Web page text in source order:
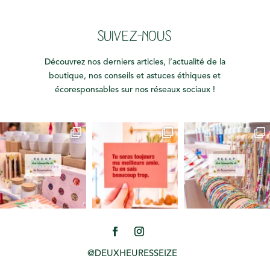
SUIVEZ-NOUS
Découvrez nos derniers articles, l’actualité de la
boutique, nos conseils et astuces éthiques et
écoresponsables sur nos réseaux sociaux !
@DEUXHEURESSEIZE